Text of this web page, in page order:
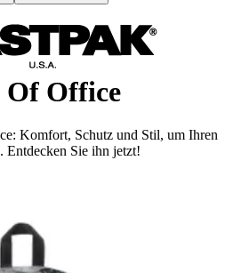
Of Office
Komfort, Schutz und Stil, um Ihren
Entdecken Sie ihn jetzt!